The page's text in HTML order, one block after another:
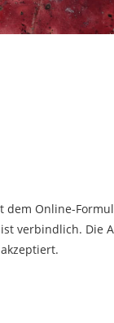
Online-
verbindlich.